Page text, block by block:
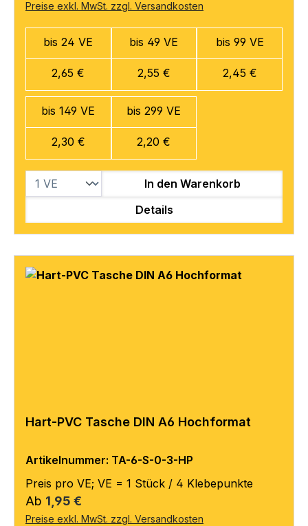
Preise exkl. MwSt. zzgl. Versandkosten
bis 24 VE
2,65 €
bis 49 VE
2,55 €
bis 99 VE
2,45 €
bis 149 VE
2,30 €
bis 299 VE
2,20 €
In den Warenkorb
Details
Hart-PVC Tasche DIN A6 Hochformat
Artikelnummer: TA-6-S-0-3-HP
Preis pro VE; VE = 1 Stück / 4 Klebepunkte
Regulärer Preis:
Ab 1,95 €
Preise exkl. MwSt. zzgl. Versandkosten